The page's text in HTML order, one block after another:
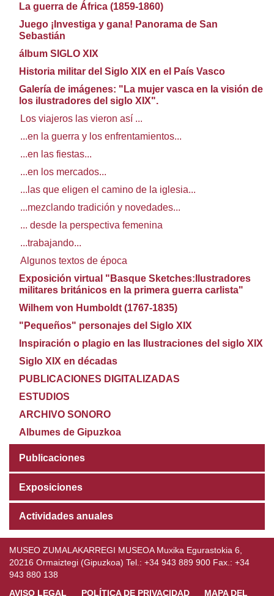
La guerra de África (1859-1860)
Juego ¡Investiga y gana! Panorama de San
Sebastián
álbum SIGLO XIX
Historia militar del Siglo XIX en el País Vasco
Galería de imágenes: "La mujer vasca en la visión de
los ilustradores del siglo XIX".
Los viajeros las vieron así ...
...en la guerra y los enfrentamientos...
...en las fiestas...
...en los mercados...
...las que eligen el camino de la iglesia...
...mezclando tradición y novedades...
... desde la perspectiva femenina
...trabajando...
Algunos textos de época
Exposición virtual "Basque Sketches:Ilustradores
militares británicos en la primera guerra carlista"
Wilhem von Humboldt (1767-1835)
"Pequeños" personajes del Siglo XIX
Inspiración o plagio en las Ilustraciones del siglo XIX
Siglo XIX en décadas
PUBLICACIONES DIGITALIZADAS
ESTUDIOS
ARCHIVO SONORO
Albumes de Gipuzkoa
Publicaciones
Exposiciones
Actividades anuales
MUSEO ZUMALAKARREGI MUSEOA Muxika Egurastokia 6,
20216 Ormaiztegi (Gipuzkoa) Tel.: +34 943 889 900 Fax.: +34
943 880 138
AVISO LEGAL
POLÍTICA DE PRIVACIDAD MAPA DEL